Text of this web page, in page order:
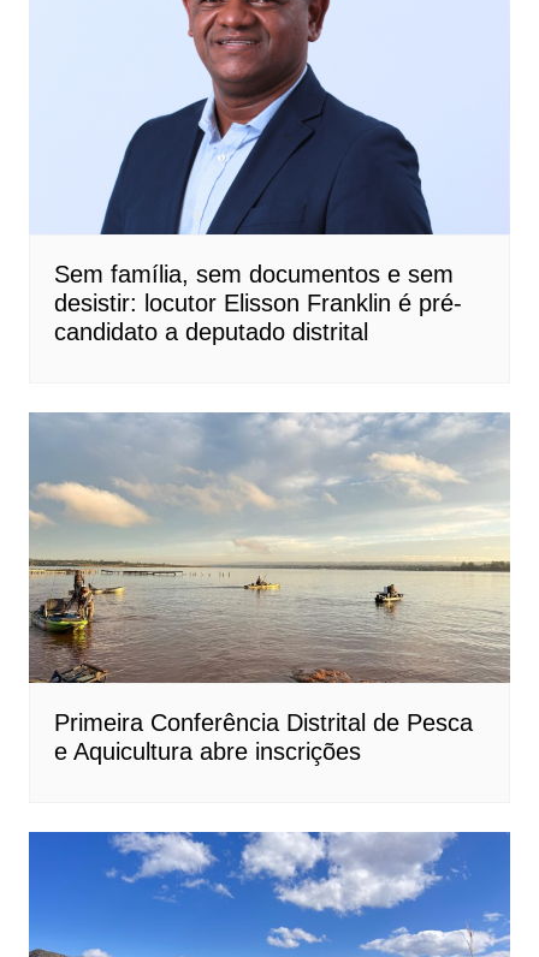
Sem família, sem documentos e sem
desistir: locutor Elisson Franklin é pré-
candidato a deputado distrital
Primeira Conferência Distrital de Pesca
e Aquicultura abre inscrições